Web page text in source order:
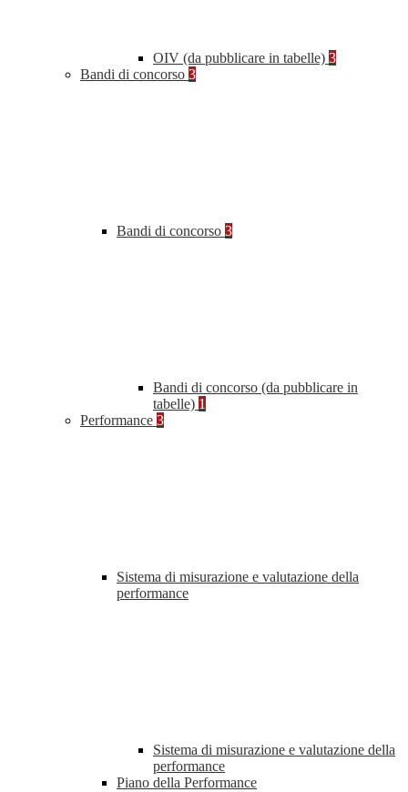
OIV (da pubblicare in tabelle) 3
Bandi di concorso 3
Bandi di concorso 3
Bandi di concorso (da pubblicare in
tabelle) 1
Performance 3
Sistema di misurazione e valutazione della
performance
Sistema di misurazione e valutazione della
performance
Piano della Performance